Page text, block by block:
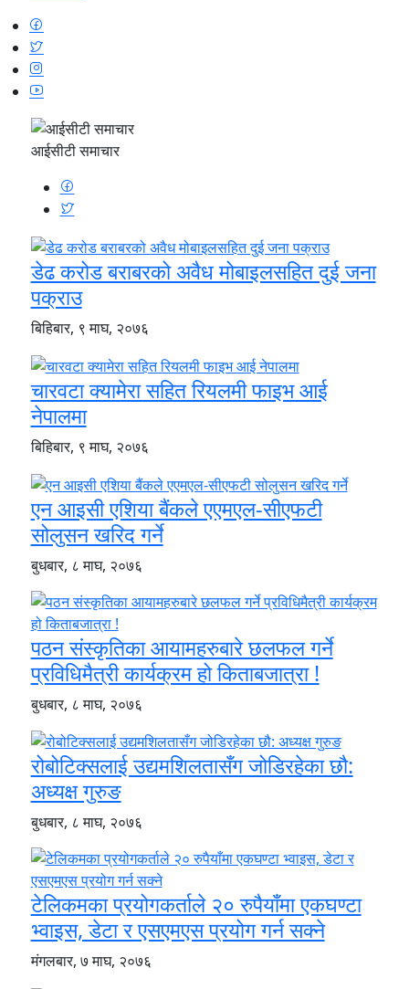
आईसीटी समाचार
डेढ करोड बराबरको अवैध मोबाइलसहित दुई जना
पक्राउ
बिहिबार, ९ माघ, २०७६
चारवटा क्यामेरा सहित रियलमी फाइभ आई
नेपालमा
बिहिबार, ९ माघ, २०७६
एन आइसी एशिया बैंकले एएमएल-सीएफटी
सोलुसन खरिद गर्ने
बुधबार, ८ माघ, २०७६
पठन संस्कृतिका आयामहरुबारे छलफल गर्ने
प्रविधिमैत्री कार्यक्रम हो किताबजात्रा !
बुधबार, ८ माघ, २०७६
रोबोटिक्सलाई उद्यमशिलतासँग जोडिरहेका छौ:
अध्यक्ष गुरुङ
बुधबार, ८ माघ, २०७६
टेलिकमका प्रयोगकर्ताले २० रुपैयाँमा एकघण्टा
भ्वाइस, डेटा र एसएमएस प्रयोग गर्न सक्ने
मंगलबार, ७ माघ, २०७६